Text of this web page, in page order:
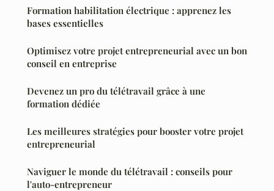
Formation habilitation électrique : apprenez les
bases essentielles
Optimisez votre projet entrepreneurial avec un bon
conseil en entreprise
Devenez un pro du télétravail grâce à une
formation dédiée
Les meilleures stratégies pour booster votre projet
entrepreneurial
Naviguer le monde du télétravail : conseils pour
l'auto-entrepreneur